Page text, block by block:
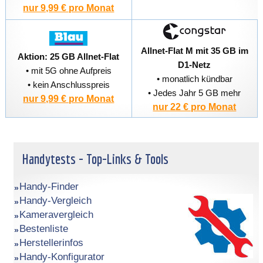
nur 9,99 € pro Monat
Aktion: 25 GB Allnet-Flat
• mit 5G ohne Aufpreis
• kein Anschlusspreis
nur 9,99 € pro Monat
Allnet-Flat M mit 35 GB im
D1-Netz
• monatlich kündbar
• Jedes Jahr 5 GB mehr
nur 22 € pro Monat
Handytests - Top-Links & Tools
Handy-Finder
Handy-Vergleich
Kameravergleich
Bestenliste
Herstellerinfos
Handy-Konfigurator